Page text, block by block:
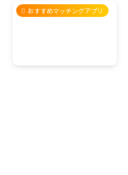
おすすめマッチングアプリ